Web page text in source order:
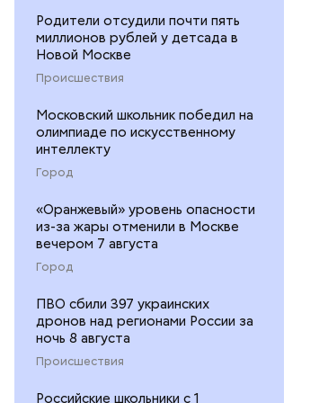
Родители отсудили почти пять
миллионов рублей у детсада в
Новой Москве
Происшествия
Московский школьник победил на
олимпиаде по искусственному
интеллекту
Город
«Оранжевый» уровень опасности
из-за жары отменили в Москве
вечером 7 августа
Город
ПВО сбили 397 украинских
дронов над регионами России за
ночь 8 августа
Происшествия
Российские школьники с 1